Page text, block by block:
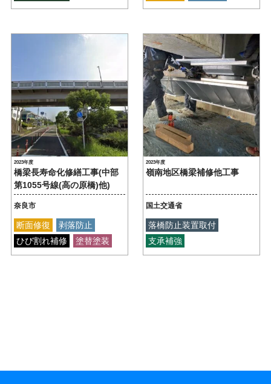
2023年度
橋梁長寿命化修繕工事(中部
第1055号線(高の原橋)他)
奈良市
断面修復
剥落防止
ひび割れ補修
塗替塗装
2023年度
嶺南地区橋梁補修他工事
国土交通省
落橋防止装置取付
支承補強